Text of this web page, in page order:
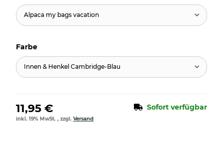
Alpaca my bags vacation
Farbe
Innen & Henkel Cambridge-Blau
11,95 € Sofort verfügbar
inkl. 19% MwSt. , zzgl. Versand